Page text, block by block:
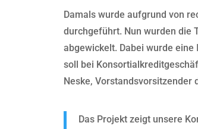
Damals wurde aufgrund von
durchgeführt. Nun wurden die
abgewickelt. Dabei wurde
soll bei
Neske, Vorstandsvorsitzender
Das Projekt zeigt unsere